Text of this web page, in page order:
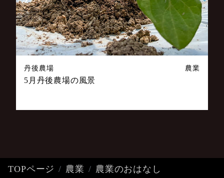
丹後農場 農業
5月丹後農場の風景
TOPページ 農業
農業のおはなし